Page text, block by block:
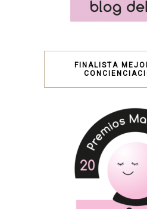
FINALISTA